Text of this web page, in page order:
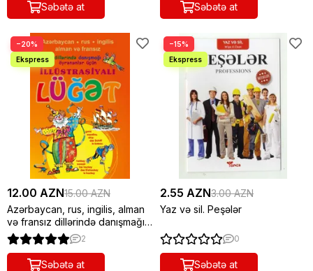
Səbətə at Səbətə at
−20%
12.00 AZN15.00 AZN
Azərbaycan, rus, ingilis, alman
və fransız dillərində danışmağı
öyrənənlər üçün illüstrasiyalı
lüğət
2
Səbətə at
−15%
2.55 AZN3.00 AZN
Yaz və sil. Peşələr
0
Səbətə at